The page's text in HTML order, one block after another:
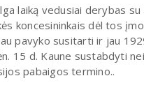
laiką vedusiai derybas su
koncesininkais dėl tos
pavyko susitarti ir jau
15 d. Kaune sustabdyti
pabaigos termino..